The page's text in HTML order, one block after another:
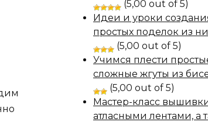
(5,00 out of 5)
Идеи и уроки
простых поделок из
(5,00 out of 5)
Учимся плести
сложные жгуты из
(5,00 out of 5)
Мастер-класс
атласными лентами, а